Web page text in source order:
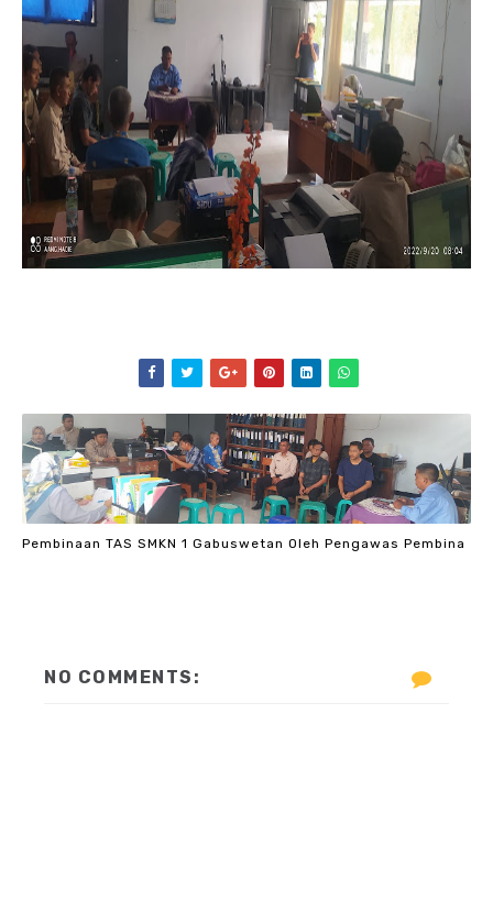
Pembinaan TAS SMKN 1 Gabuswetan Oleh Pengawas Pembina
NO COMMENTS: